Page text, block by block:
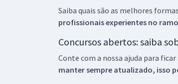
Saiba quais são as melhores
profissionais experientes no
Concursos abertos: saiba
Conte com a nossa ajuda para ficar
manter sempre atualizado, isso